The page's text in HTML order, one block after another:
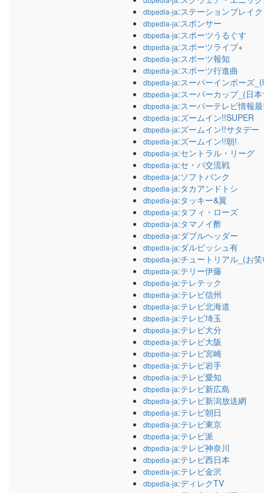
dbpedia-ja:ステーションブレイク
dbpedia-ja:スポンサー
dbpedia-ja:スポーツうるぐす
dbpedia-ja:スポーツライブ+
dbpedia-ja:スポーツ報知
dbpedia-ja:スポーツ行進曲
dbpedia-ja:スーパーインポーズ
dbpedia-ja:スーパーカップ_(日
dbpedia-ja:スーパーテレビ情報
dbpedia-ja:ズームイン!!SUPER
dbpedia-ja:ズームイン!!サタデー
dbpedia-ja:ズームイン!!朝!
dbpedia-ja:セントラル・リーグ
dbpedia-ja:セ・パ交流戦
dbpedia-ja:ソフトバンク
dbpedia-ja:タカアンドトシ
dbpedia-ja:タッキー&翼
dbpedia-ja:タフィ・ローズ
dbpedia-ja:タマノイ酢
dbpedia-ja:ダブルヘッダー
dbpedia-ja:ダルビッシュ有
dbpedia-ja:チュートリアル_(お
dbpedia-ja:テリー伊藤
dbpedia-ja:テレテック
dbpedia-ja:テレビ信州
dbpedia-ja:テレビ北海道
dbpedia-ja:テレビ埼玉
dbpedia-ja:テレビ大分
dbpedia-ja:テレビ大阪
dbpedia-ja:テレビ宮崎
dbpedia-ja:テレビ岩手
dbpedia-ja:テレビ愛知
dbpedia-ja:テレビ新広島
dbpedia-ja:テレビ新潟放送網
dbpedia-ja:テレビ朝日
dbpedia-ja:テレビ東京
dbpedia-ja:テレビ派
dbpedia-ja:テレビ神奈川
dbpedia-ja:テレビ西日本
dbpedia-ja:テレビ金沢
dbpedia-ja:ディレクTV